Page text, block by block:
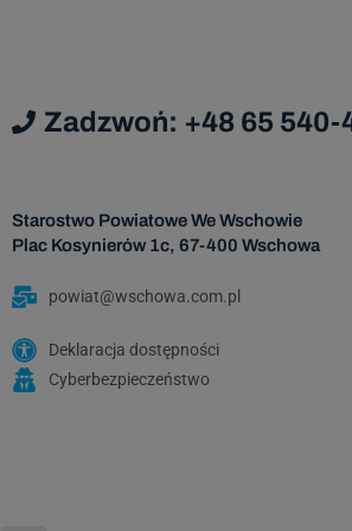
Zadzwoń: +48 65 540-
Starostwo Powiatowe We Wschowie
Plac Kosynierów 1c, 67-400 Wschowa
powiat@wschowa.com.pl
Deklaracja dostępności
Cyberbezpieczeństwo